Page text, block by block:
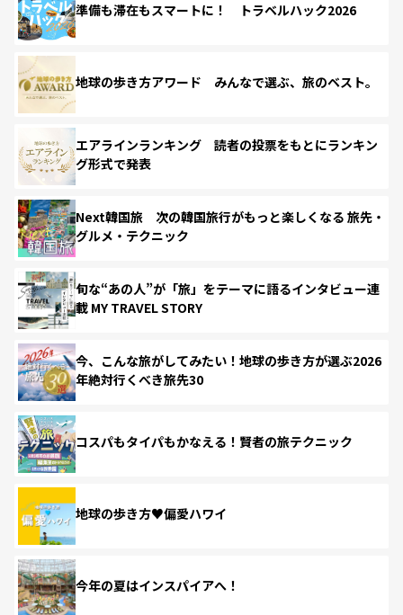
準備も滞在もスマートに！ トラベルハック2026
地球の歩き方アワード みんなで選ぶ、旅のベスト。
エアラインランキング 読者の投票をもとにランキン
グ形式で発表
Next韓国旅 次の韓国旅行がもっと楽しくなる 旅先・
グルメ・テクニック
旬な“あの人”が「旅」をテーマに語るインタビュー連
載 MY TRAVEL STORY
今、こんな旅がしてみたい！地球の歩き方が選ぶ2026
年絶対行くべき旅先30
コスパもタイパもかなえる！賢者の旅テクニック
地球の歩き方♥偏愛ハワイ
今年の夏はインスパイアへ！